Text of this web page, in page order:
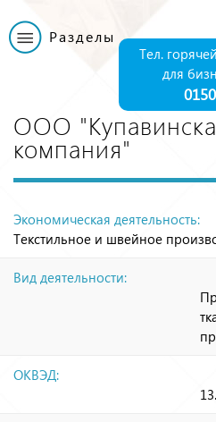
содержанию
Главное менюРазделы
Тел.
для
0150
ООО
компания"
Экономическая деятельность:
Текстильное и швейное
Вид деятельности:
ОКВЭД: